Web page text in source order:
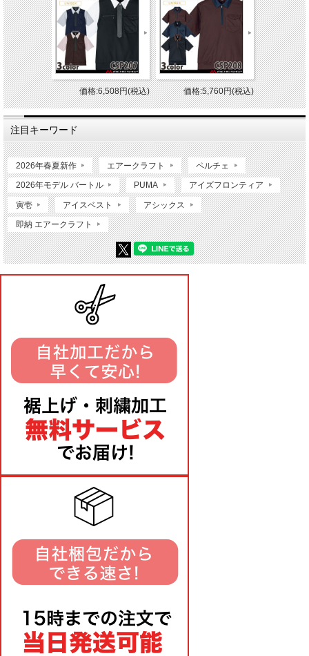
価格:6,508円(税込) 価格:5,760円(税込)
注目キーワード
2026年春夏新作 エアークラフト ペルチェ
2026年モデル バートル PUMA アイズフロンティア
寅壱 アイスベスト アシックス
即納 エアークラフト